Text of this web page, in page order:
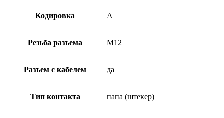
Кодировка A
Резьба разъема M12
Разъем с кабелем да
Тип контакта папа (штекер)